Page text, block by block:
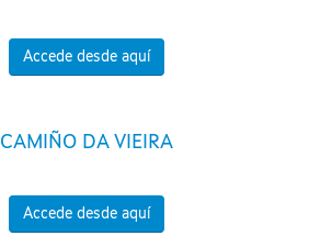
Accede desde aquí
CAMIÑO DA VIEIRA
Accede desde aquí